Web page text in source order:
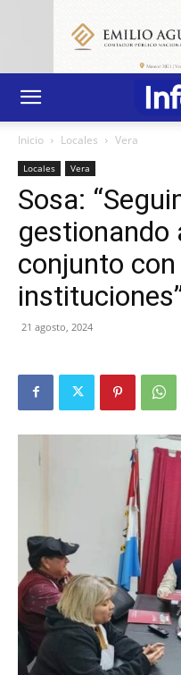
Inicio Locales Vera
Locales Vera
Sosa:
gestionando
conjunto con
21 agosto, 2024